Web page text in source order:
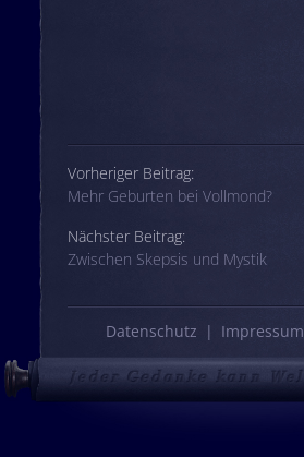
Beitrags-Navigation
Vorheriger Beitrag:
Mehr Geburten bei Vollmond?
Nächster Beitrag:
Zwischen Skepsis und Mystik
Datenschutz Impressum